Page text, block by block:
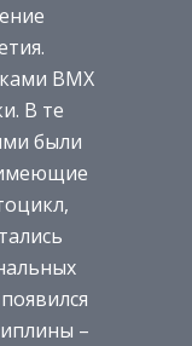
BMX
В те
были
–